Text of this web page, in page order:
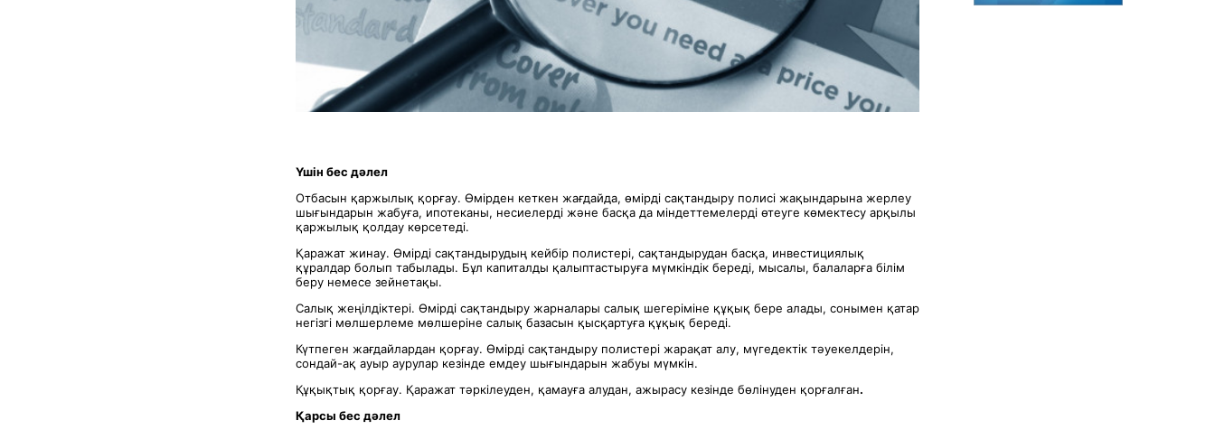
Үшін бес дәлел
Отбасын қаржылық қорғау. Өмірден кеткен жағдайда, өмірді сақтандыру полисі жақындарына жерлеу
шығындарын жабуға, ипотеканы, несиелерді және басқа да міндеттемелерді өтеуге көмектесу арқылы
қаржылық қолдау көрсетеді.
Қаражат жинау. Өмірді сақтандырудың кейбір полистері, сақтандырудан басқа, инвестициялық
құралдар болып табылады. Бұл капиталды қалыптастыруға мүмкіндік береді, мысалы, балаларға білім
беру немесе зейнетақы.
Салық жеңілдіктері. Өмірді сақтандыру жарналары салық шегеріміне құқық бере алады, сонымен қатар
негізгі мөлшерлеме мөлшеріне салық базасын қысқартуға құқық береді.
Күтпеген жағдайлардан қорғау. Өмірді сақтандыру полистері жарақат алу, мүгедектік тәуекелдерін,
сондай-ақ ауыр аурулар кезінде емдеу шығындарын жабуы мүмкін.
Құқықтық қорғау. Қаражат тәркілеуден, қамауға алудан, ажырасу кезінде бөлінуден қорғалған.
Қарсы бес дәлел